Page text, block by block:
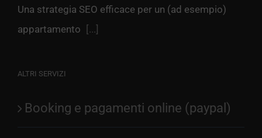
Una strategia SEO efficace per un (ad esempio)
appartamento
[...]
ALTRI SERVIZI
Booking e pagamenti online (paypal)